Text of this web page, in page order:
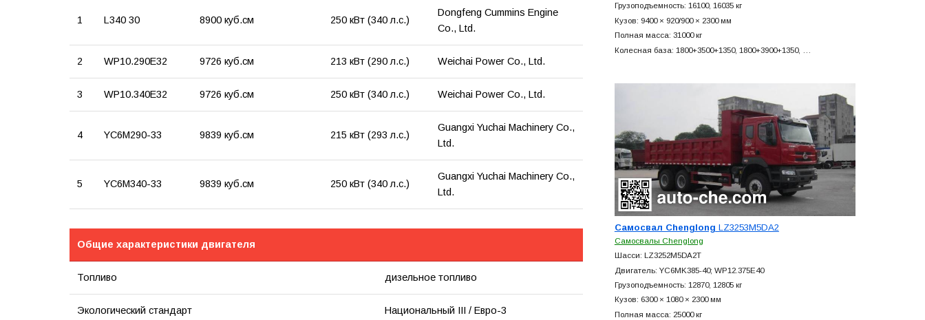
1 L340 30 8900 куб.см 250 кВт (340 л.с.)
Dongfeng Cummins Engine
Co., Ltd.
2 WP10.290E32 9726 куб.см 213 кВт (290 л.с.) Weichai Power Co., Ltd.
3 WP10.340E32 9726 куб.см 250 кВт (340 л.с.) Weichai Power Co., Ltd.
4 YC6M290-33 9839 куб.см 215 кВт (293 л.с.)
Guangxi Yuchai Machinery Co.,
Ltd.
5 YC6M340-33 9839 куб.см 250 кВт (340 л.с.)
Guangxi Yuchai Machinery Co.,
Ltd.
Общие характеристики двигателя
Топливо дизельное топливо
Экологический стандарт Национальный III / Евро-3
Грузоподъемность: 16100, 16035 кг
Кузов: 9400 × 920/900 × 2300 мм
Полная масса: 31000 кг
Колесная база: 1800+3500+1350, 1800+3900+1350, …
Самосвал Chenglong LZ3253M5DA2
Самосвалы Chenglong
Шасси: LZ3252M5DA2T
Двигатель: YC6MK385-40; WP12.375E40
Грузоподъемность: 12870, 12805 кг
Кузов: 6300 × 1080 × 2300 мм
Полная масса: 25000 кг